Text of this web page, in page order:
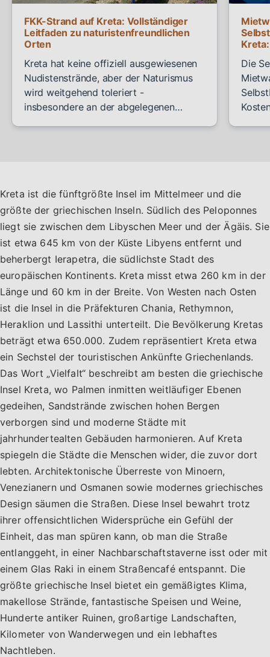
FKK-Strand auf Kreta: Vollständiger
Leitfaden zu naturistenfreundlichen
Orten
Kreta hat keine offiziell ausgewiesenen
Nudistenstrände, aber der Naturismus
wird weitgehend toleriert -
insbesondere an der abgelegenen
Die
Kreta ist die fünftgrößte Insel im Mittelmeer und die
größte der griechischen Inseln. Südlich des Peloponnes
liegt sie zwischen dem Libyschen Meer und der Ägäis. Sie
ist etwa 645 km von der Küste Libyens entfernt und
beherbergt Ierapetra, die südlichste Stadt des
europäischen Kontinents. Kreta misst etwa 260 km in der
Länge und 60 km in der Breite. Von Westen nach Osten
ist die Insel in die Präfekturen Chania, Rethymnon,
Heraklion und Lassithi unterteilt. Die Bevölkerung Kretas
beträgt etwa 650.000. Zudem repräsentiert Kreta etwa
ein Sechstel der touristischen Ankünfte Griechenlands.
Das Wort „Vielfalt“ beschreibt am besten die griechische
Insel Kreta, wo Palmen inmitten weitläufiger Ebenen
gedeihen, Sandstrände zwischen hohen Bergen
verborgen sind und moderne Städte mit
jahrhundertealten Gebäuden harmonieren. Auf Kreta
spiegeln die Städte die Menschen wider, die zuvor dort
lebten. Architektonische Überreste von Minoern,
Venezianern und Osmanen sowie modernes griechisches
Design säumen die Straßen. Diese Insel bewahrt trotz
ihrer offensichtlichen Widersprüche ein Gefühl der
Einheit, das man spüren kann, ob man die Straße
entlanggeht, in einer Nachbarschaftstaverne isst oder mit
einem Glas Raki in einem Straßencafé entspannt. Die
größte griechische Insel bietet ein gemäßigtes Klima,
makellose Strände, fantastische Speisen und Weine,
Hunderte antiker Ruinen, großartige Landschaften,
Kilometer von Wanderwegen und ein lebhaftes
Nachtleben.